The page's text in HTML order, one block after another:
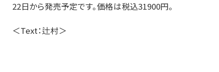
22⽇から発売予定です。価格は税込31900円。
＜Text：辻村＞